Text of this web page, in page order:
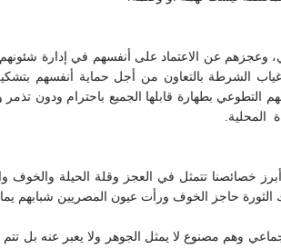
الشرطة بالتعاون من أجل حماية أنفسهم
التطوعي بطهارة قابلها الجميع باحترام ودون
المحلية.
خصائصنا تتمثل في العجز وقلة الحيلة والخوف
وهم مصنوع لا يمثل الجوهر ولا يعبر عنه بل